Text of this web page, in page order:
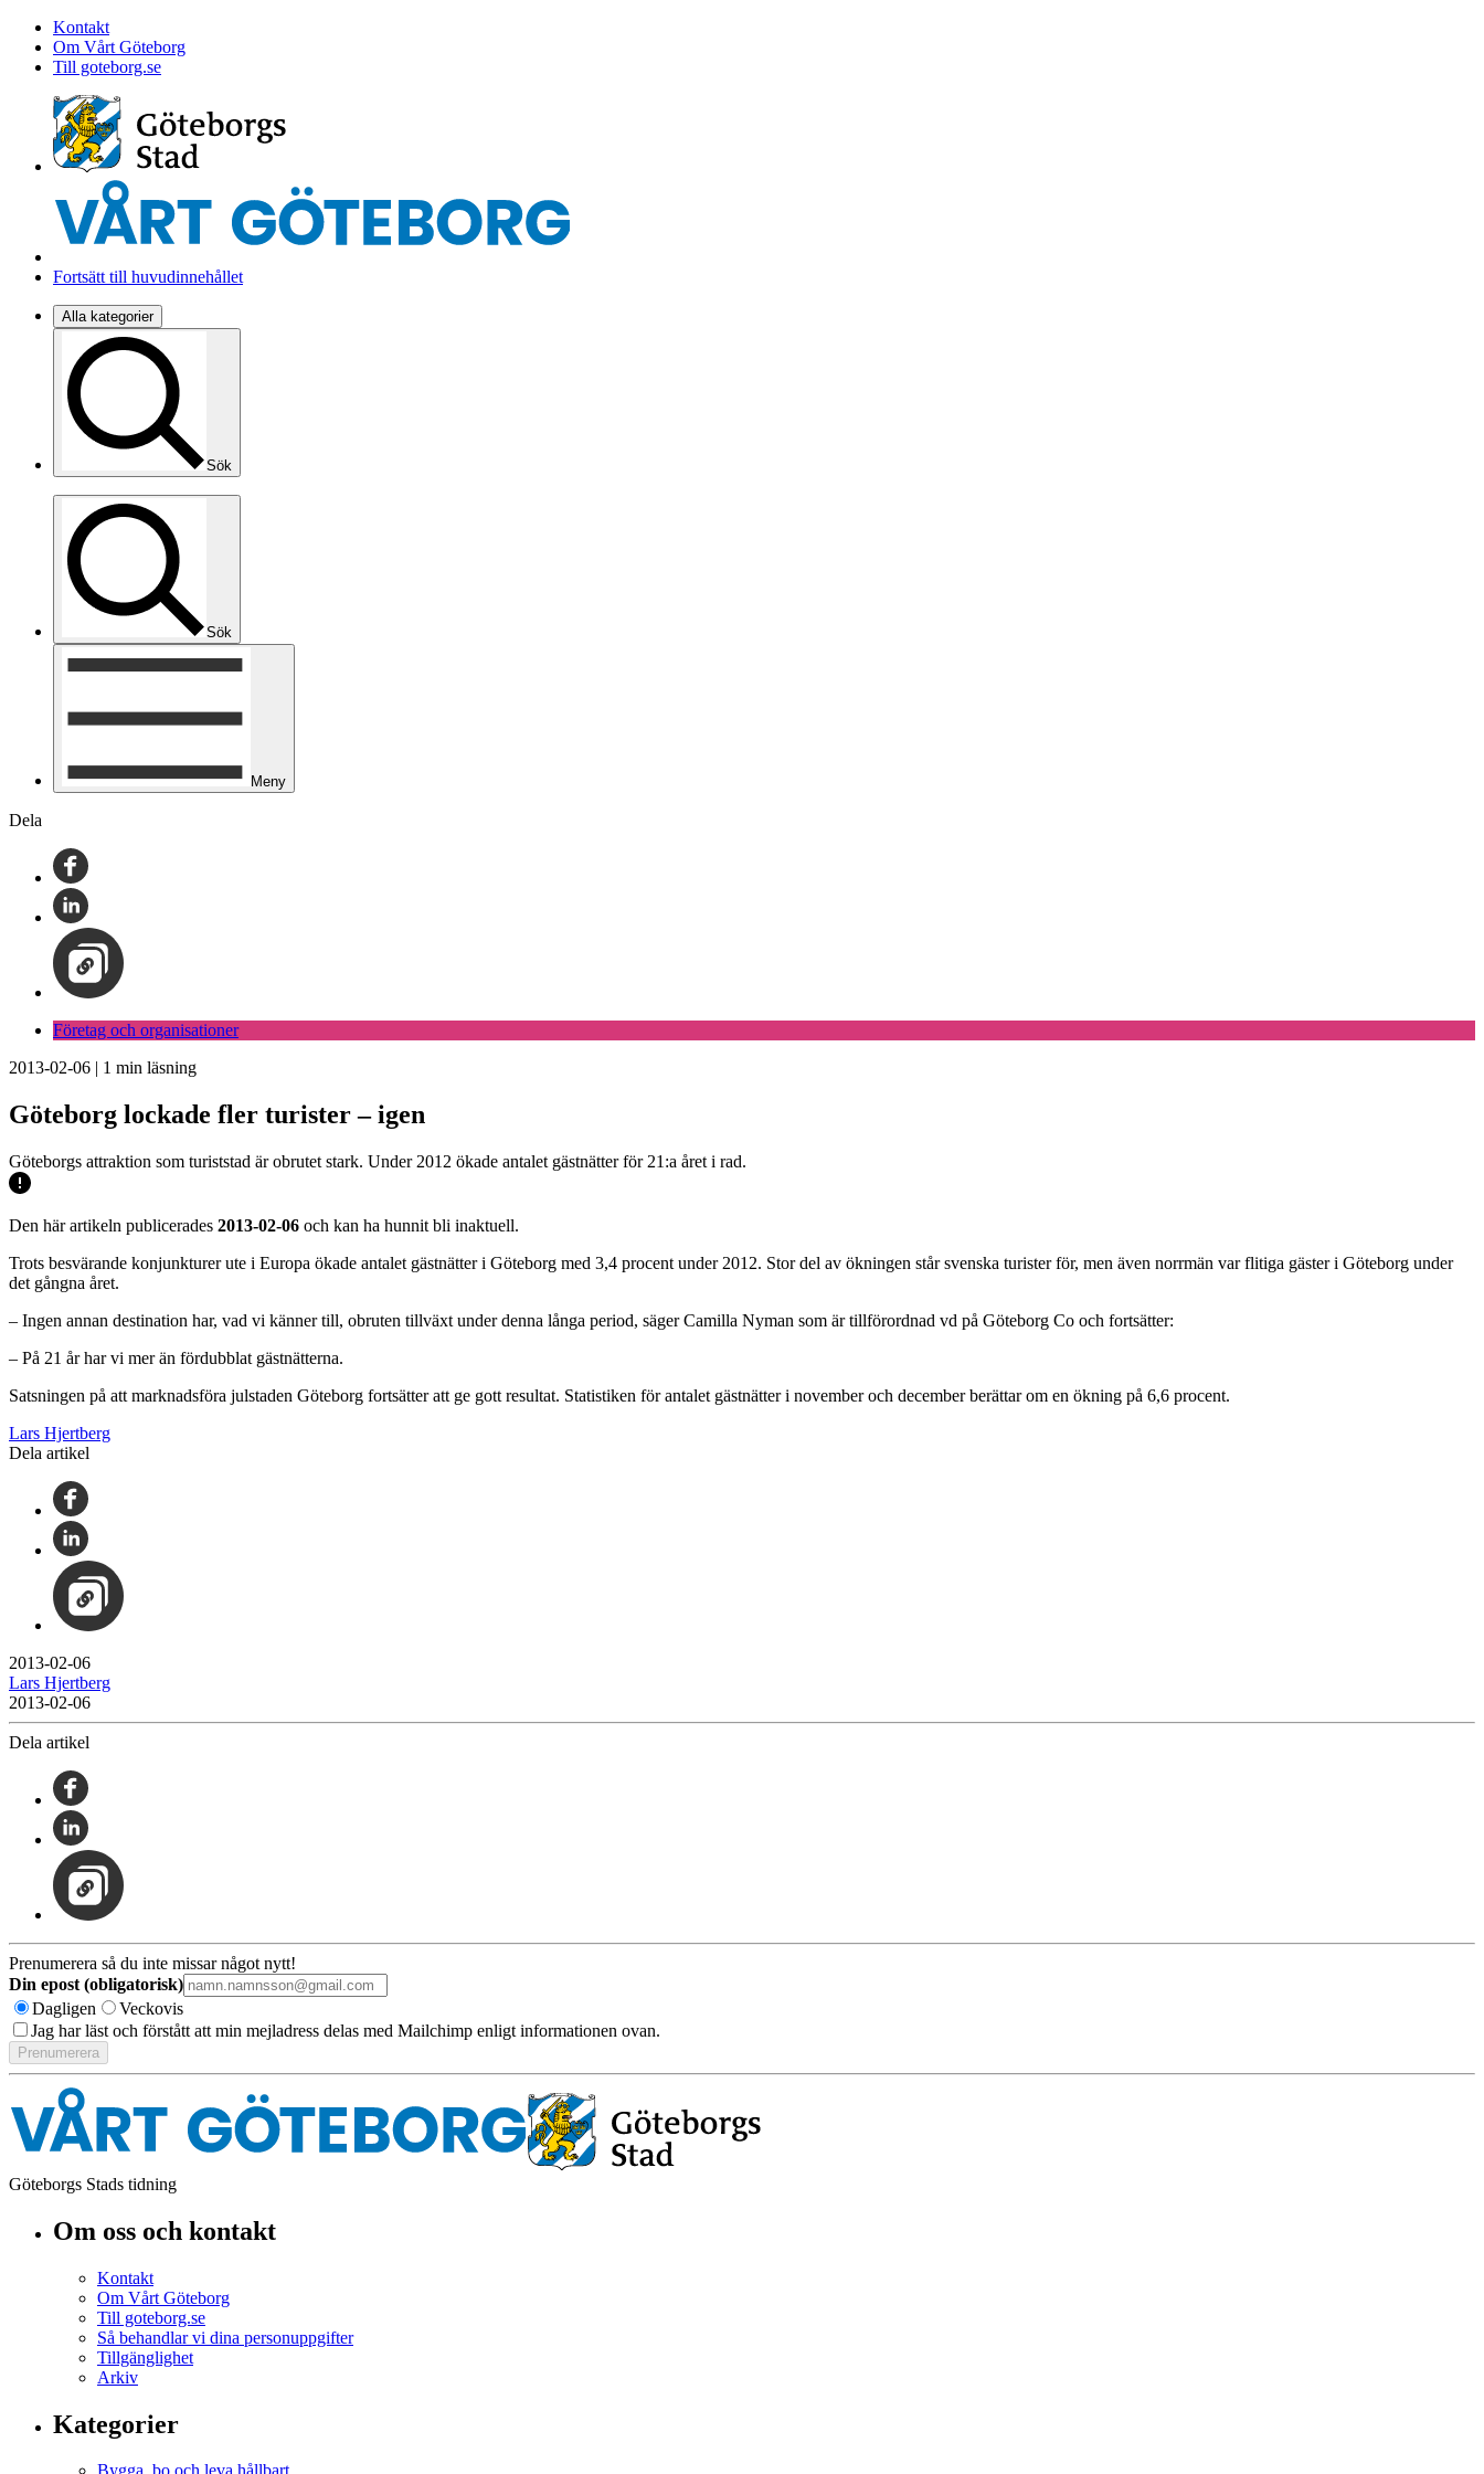
Kontakt
Om Vårt Göteborg
Till goteborg.se
Fortsätt till huvudinnehållet
Alla kategorier
Sök
Sök
Meny
Dela
Företag och organisationer
2013-02-06 | 1 min läsning
Göteborg lockade fler turister – igen
Göteborgs attraktion som turiststad är obrutet stark. Under 2012 ökade antalet gästnätter för 21:a året i rad.
Den här artikeln publicerades 2013-02-06 och kan ha hunnit bli inaktuell.
Trots besvärande konjunkturer ute i Europa ökade antalet gästnätter i Göteborg med 3,4 procent under 2012. Stor del av ökningen står svenska turister för, men även norrmän var flitiga gäster i Göteborg under
det gångna året.
– Ingen annan destination har, vad vi känner till, obruten tillväxt under denna långa period, säger Camilla Nyman som är tillförordnad vd på Göteborg Co och fortsätter:
– På 21 år har vi mer än fördubblat gästnätterna.
Satsningen på att marknadsföra julstaden Göteborg fortsätter att ge gott resultat. Statistiken för antalet gästnätter i november och december berättar om en ökning på 6,6 procent.
Lars Hjertberg
Dela artikel
2013-02-06
Lars Hjertberg
2013-02-06
Dela artikel
Prenumerera så du inte missar något nytt!
Din epost (obligatorisk)
Dagligen
Veckovis
Jag har läst och förstått att min mejladress delas med Mailchimp enligt informationen ovan.
Göteborgs Stads tidning
Om oss och kontakt
Kontakt
Om Vårt Göteborg
Till goteborg.se
Så behandlar vi dina personuppgifter
Tillgänglighet
Arkiv
Kategorier